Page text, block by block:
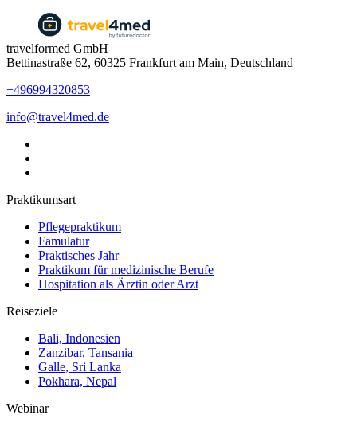
travelformed GmbH
Bettinastraße 62, 60325 Frankfurt am Main, Deutschland
+496994320853
info@travel4med.de
Praktikumsart
Pflegepraktikum
Famulatur
Praktisches Jahr
Praktikum für medizinische Berufe
Hospitation als Ärztin oder Arzt
Reiseziele
Bali, Indonesien
Zanzibar, Tansania
Galle, Sri Lanka
Pokhara, Nepal
Webinar